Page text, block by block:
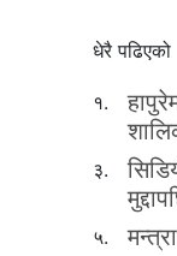
धेरै पढिएको
१.
३.
५.